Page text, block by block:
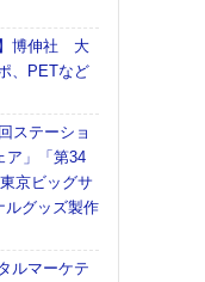
】博伸社 大
、PETなど
ステーショ
ア」「第34
京ビッグサ
ルグッズ製作
ルマーケテ